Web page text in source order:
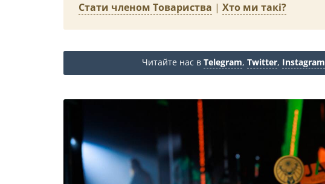
Стати членом Товариства | Хто ми такі?
Читайте нас в Telegram, Twitter, Instagram